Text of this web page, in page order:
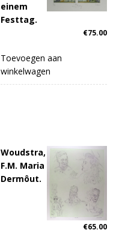
einem
Festtag.
€75.00
Toevoegen aan
winkelwagen
Woudstra,
F.M. Maria
Dermôut.
€65.00